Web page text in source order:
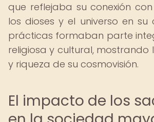
que reflejaba su conexión
los dioses y el universo en su
prácticas formaban parte
religiosa y cultural, mostrando
y riqueza de su cosmovisión.
El impacto de los